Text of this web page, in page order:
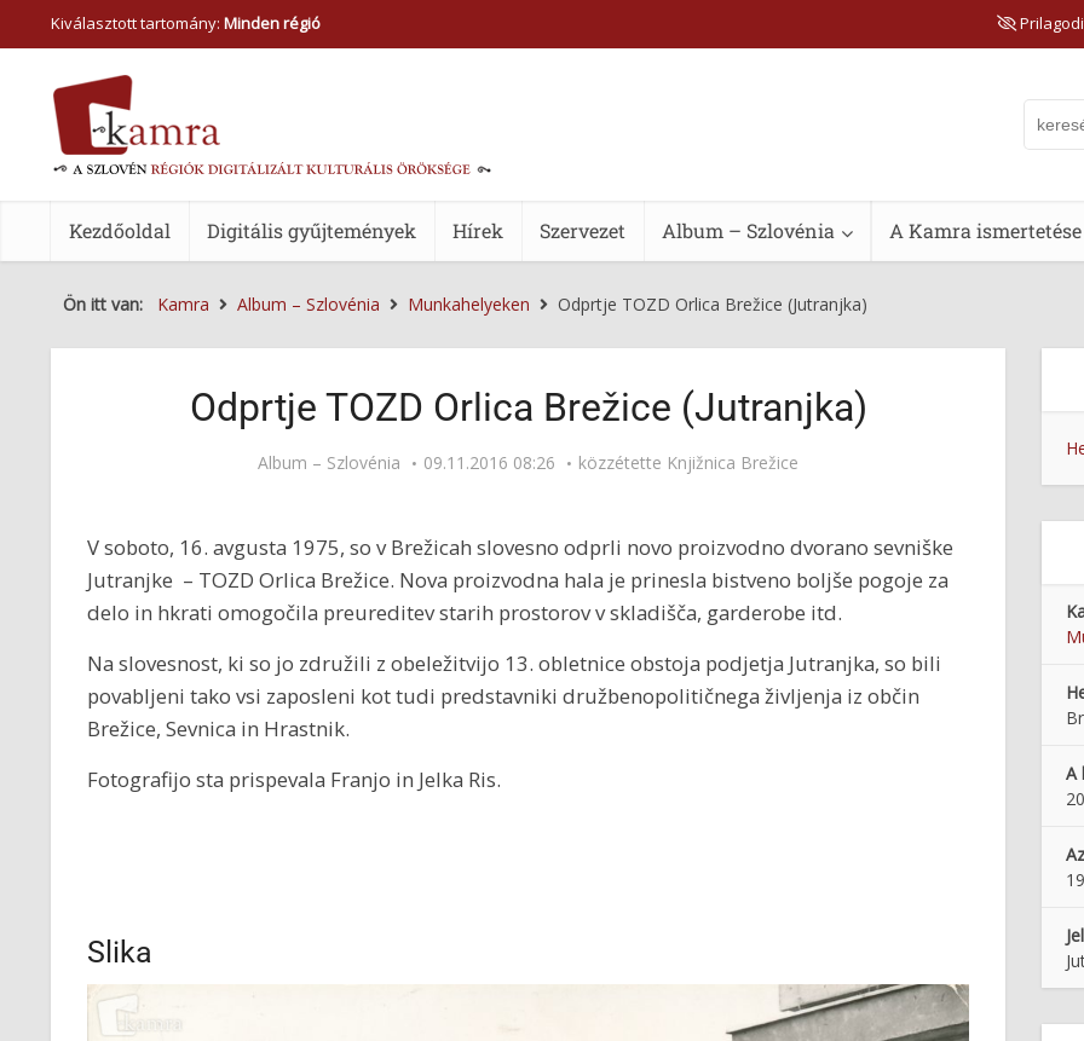
Kiválasztott tartomány: Minden régió
Kezdőoldal Digitális gyűjtemények Hírek Szervezet Album – Szlovénia A Kamra ismertetése
Ön itt van: Kamra Album – Szlovénia Munkahelyeken Odprtje TOZD Orlica Brežice (Jutranjka)
Odprtje TOZD Orlica Brežice (Jutranjka)
Album – Szlovénia 09.11.2016 08:26 közzétette Knjižnica Brežice
V soboto, 16. avgusta 1975, so v Brežicah slovesno odprli novo proizvodno dvorano sevniške
Jutranjke – TOZD Orlica Brežice. Nova proizvodna hala je prinesla bistveno boljše pogoje za
delo in hkrati omogočila preureditev starih prostorov v skladišča, garderobe itd.
Na slovesnost, ki so jo združili z obeležitvijo 13. obletnice obstoja podjetja Jutranjka, so bili
povabljeni tako vsi zaposleni kot tudi predstavniki družbenopolitičnega življenja iz občin
Brežice, Sevnica in Hrastnik.
Fotografijo sta prispevala Franjo in Jelka Ris.
Slika
A